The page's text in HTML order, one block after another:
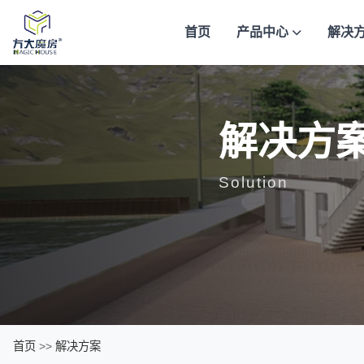
首页 产品中心 解决
解决方
Solution
首页 >> 解决方案